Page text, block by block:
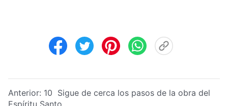
Anterior: 10 Sigue de cerca los pasos de la obra del
Espíritu Santo